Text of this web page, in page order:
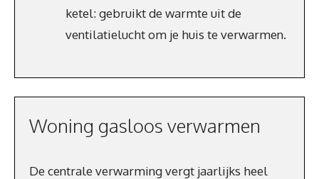
ketel: gebruikt de warmte uit de
ventilatielucht om je huis te verwarmen.
Woning gasloos verwarmen
De centrale verwarming vergt jaarlijks heel